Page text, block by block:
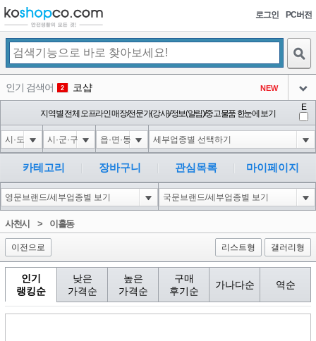
로그인 PC버전
인기 검색어 2 코샵 NEW
3 10'XOR(1*if(now()=sysdate(),sleep(15),0))XOR'Z
아이콘
4 1'||DBMS_PIPE.RECEIVE_MESSAGE(CHR(98)||CHR(98)||CHR(98),15)||'
아이콘
5 1*if(now()=sysdate(),sleep(15),0)
아이콘
2
6 10"XOR(1*if(now()=sysdate(),sleep(15),0))XOR"Z
아이콘
2
1
지역별 전체 오프라인 매장/전문가(강사)/정보(알림)/중고물품 한눈에 보기
E
카테고리 장바구니 관심목록 마이페이지
사천시 > 이홀동
이전으로 리스트형 갤러리형
인기
랭킹순
낮은
가격순
높은
가격순
구매
후기순
가나다순 역순